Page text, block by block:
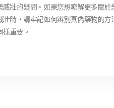
壯的疑問。如果您想瞭解更多關
，請牢記如何辨別真偽藥物的方
重要。